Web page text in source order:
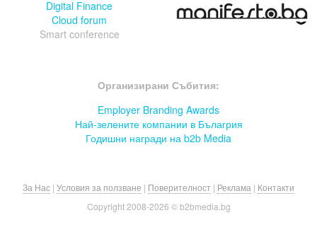
Digital Finance
Cloud forum
Smart conference
Организирани Събития:
Employer Branding Awards
Най-зелените компании в Бълагрия
Годишни награди на b2b Media
За Нас | Условия за ползване | Поверителност | Реклама | Контакти
Copyright 2008-2026 © b2bmedia.bg